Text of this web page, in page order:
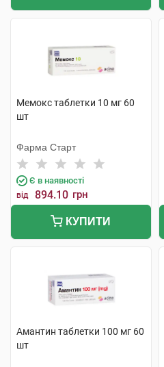
Мемокс таблетки 10 мг 60
шт
Фарма Старт
Є в наявності
від 894.10 грн
КУПИТИ
Амантин таблетки 100 мг 60
шт